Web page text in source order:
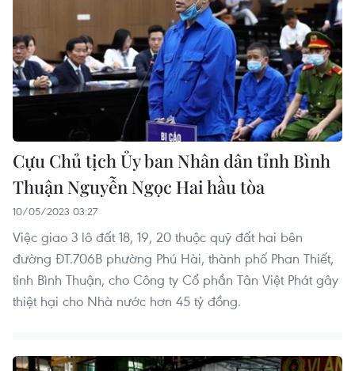
Cựu Chủ tịch Ủy ban Nhân dân tỉnh Bình
Thuận Nguyễn Ngọc Hai hầu tòa
10/05/2023 03:27
Việc giao 3 lô đất 18, 19, 20 thuộc quỹ đất hai bên
đường ĐT.706B phường Phú Hài, thành phố Phan Thiết,
tỉnh Bình Thuận, cho Công ty Cổ phần Tân Việt Phát gây
thiệt hại cho Nhà nước hơn 45 tỷ đồng.